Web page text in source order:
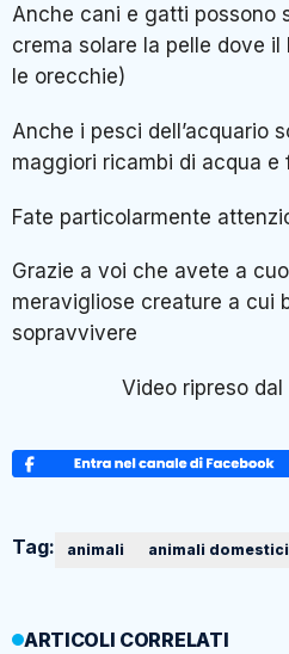
Anche cani e gatti possono
crema solare la pelle dove
le orecchie)
Anche i pesci dell’acquario
maggiori ricambi di acqua e
Fate particolarmente
Grazie a voi che avete a
meravigliose creature a cui
sopravvivere
Video ripreso dal
Tag: animali animali domestici
ARTICOLI CORRELATI